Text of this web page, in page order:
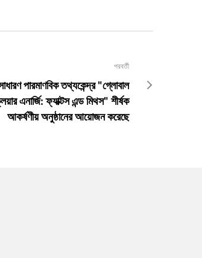
পরবর্তী
পারমাণবিক তথ্যকেন্দ্র "গ্লোবাল
এনার্জি: ফ্যাক্টস এন্ড মিথস" শীর্ষক
আকর্ষণীয় অনুষ্ঠানের আয়োজন করেছে